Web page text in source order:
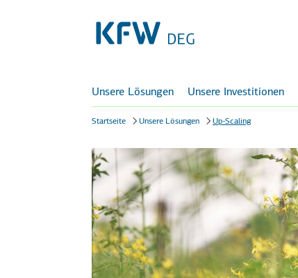
Unsere Lösungen Unsere Investitionen
Startseite Unsere Lösungen Up-Scaling